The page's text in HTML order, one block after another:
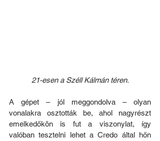
21-esen a Széll Kálmán téren.
A gépet – jól meggondolva – olyan
vonalakra osztották be, ahol nagyrészt
emelkedőkön is fut a viszonylat, így
valóban tesztelni lehet a Credo által hőn